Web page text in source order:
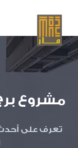
مشروع
تعرف على